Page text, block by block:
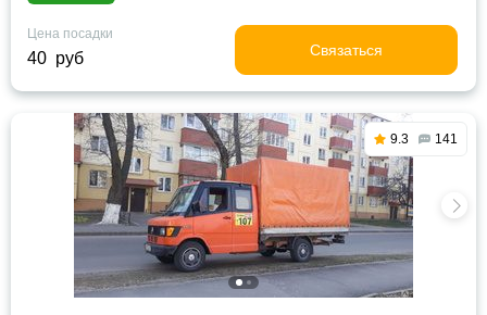
Цена посадки
40 руб Связаться
9.3 141